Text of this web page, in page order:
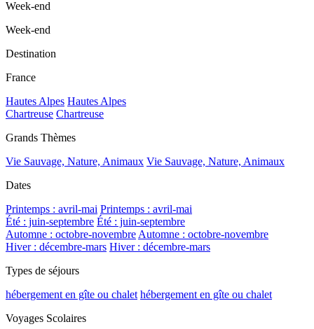
Week-end
Week-end
Destination
France
Hautes Alpes Hautes Alpes
Chartreuse Chartreuse
Grands Thèmes
Vie Sauvage, Nature, Animaux Vie Sauvage, Nature, Animaux
Dates
Printemps : avril-mai Printemps : avril-mai
Été : juin-septembre Été : juin-septembre
Automne : octobre-novembreAutomne : octobre-novembre
Hiver : décembre-mars Hiver : décembre-mars
Types de séjours
hébergement en gîte ou chalet hébergement en gîte ou chalet
Voyages Scolaires